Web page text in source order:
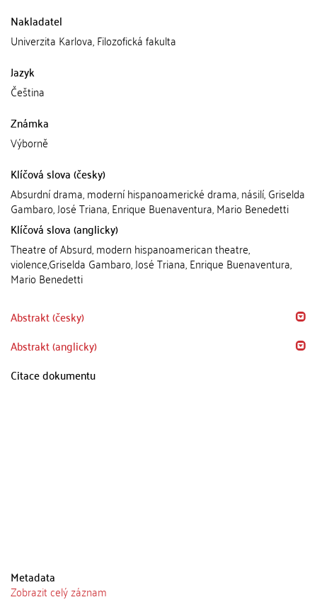
Nakladatel
Univerzita Karlova, Filozofická fakulta
Jazyk
Čeština
Známka
Výborně
Klíčová slova (česky)
Absurdní drama, moderní hispanoamerické drama, násilí, Griselda
Gambaro, José Triana, Enrique Buenaventura, Mario Benedetti
Klíčová slova (anglicky)
Theatre of Absurd, modern hispanoamerican theatre,
violence,Griselda Gambaro, José Triana, Enrique Buenaventura,
Mario Benedetti
Abstrakt (česky)
Abstrakt (anglicky)
Citace dokumentu
Metadata
Zobrazit celý záznam